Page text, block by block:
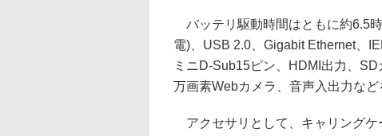
バッテリ駆動時間はともに約6.5
電)、USB 2.0、Gigabit Ethernet、
ミニD-Sub15ピン、HDMI出力、
万画素Webカメラ、音声入出力など
アクセサリとして、キャリングケ